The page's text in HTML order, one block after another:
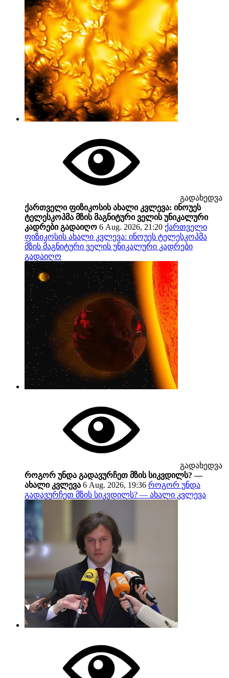
გადახედვა
ქართველი ფიზიკოსის ახალი კვლევა: ინოუეს
ტელესკოპმა მზის მაგნიტური ველის უნიკალური
კადრები გადაიღო 6 Aug. 2026, 21:20 ქართველი
ფიზიკოსის ახალი კვლევა: ინოუეს ტელესკოპმა
მზის მაგნიტური ველის უნიკალური კადრები
გადაიღო
გადახედვა
როგორ უნდა გადავურჩეთ მზის სიკვდილს? —
ახალი კვლევა 6 Aug. 2026, 19:36 როგორ უნდა
გადავურჩეთ მზის სიკვდილს? — ახალი კვლევა